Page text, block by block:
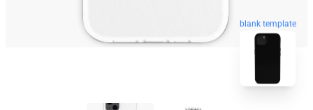
blank template